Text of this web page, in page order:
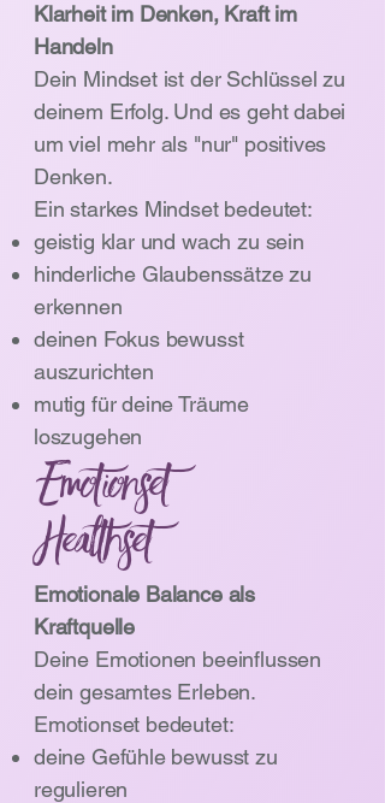
Klarheit im Denken, Kraft im
Handeln​
Dein Mindset ist der Schlüssel zu
deinem Erfolg. Und es geht dabei
um viel mehr als "nur" positives
Denken.
Ein starkes Mindset bedeutet:
geistig klar und wach zu sein
hinderliche Glaubenssätze zu
erkennen
deinen Fokus bewusst
auszurichten
mutig für deine Träume
loszugehen
Emotionset
Healthset
Emotionale Balance als
Kraftquelle
Deine Emotionen beeinflussen
dein gesamtes Erleben.
Emotionset bedeutet:
deine Gefühle bewusst zu
regulieren